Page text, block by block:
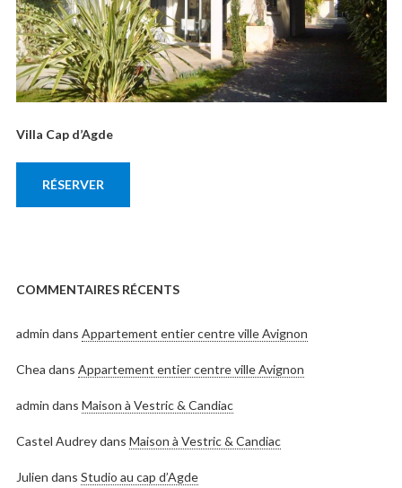
Villa Cap d’Agde
RÉSERVER
COMMENTAIRES RÉCENTS
admin dans Appartement entier centre ville Avignon
Chea dans Appartement entier centre ville Avignon
admin dans Maison à Vestric & Candiac
Castel Audreydans Maison à Vestric & Candiac
Julien dans Studio au cap d’Agde